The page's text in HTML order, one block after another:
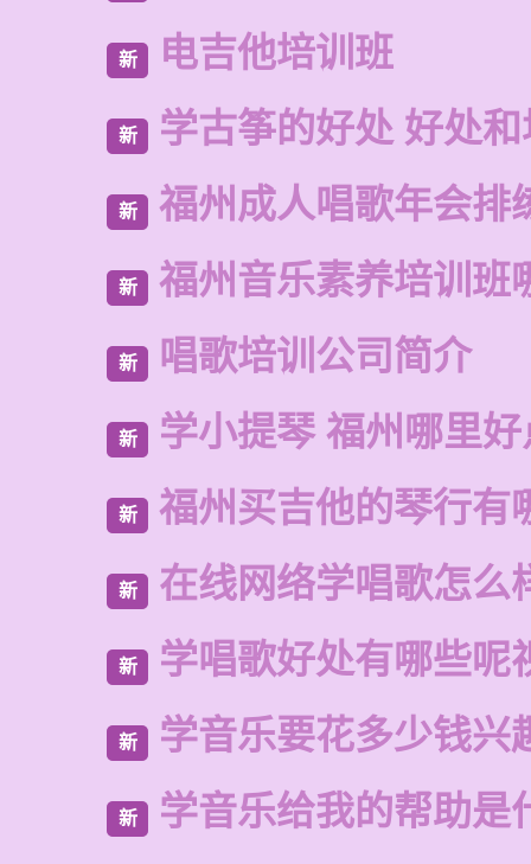
新 电吉他培训班
新 学古筝的好处 好处
新 福州成人唱歌年会排
新 福州音乐素养培训班
新 唱歌培训公司简介
新 学小提琴 福州哪里好
新 福州买吉他的琴行有
新 在线网络学唱歌怎么
新 学唱歌好处有哪些呢
新 学音乐要花多少钱兴
新 学音乐给我的帮助是